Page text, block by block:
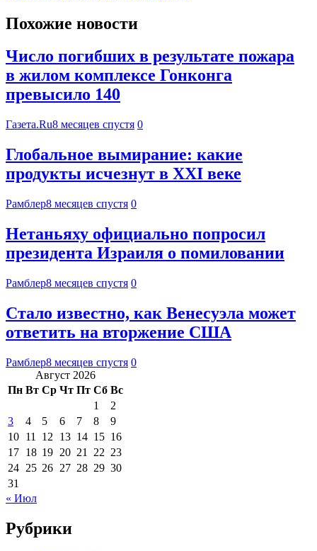
Похожие новости
Число погибших в результате пожара
в жилом комплексе Гонконга
превысило 140
Газета.Ru8 месяцев спустя 0
Глобальное вымирание: какие
продукты исчезнут в XXI веке
Рамблер8 месяцев спустя 0
Нетаньяху официально попросил
президента Израиля о помиловании
Рамблер8 месяцев спустя 0
Стало известно, как Венесуэла может
ответить на вторжение США
Рамблер8 месяцев спустя 0
Август 2026
Пн Вт Ср Чт Пт Сб Вс
1
2
3
4 5 6 7 8
9
10 11 12 13 14 15 16
17 18 19 20 21 22 23
24 25 26 27 28 29 30
31
« Июл
Рубрики